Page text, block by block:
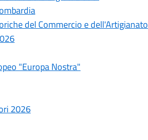
del Commercio e dell'Artigianato
"Europa Nostra"
2026